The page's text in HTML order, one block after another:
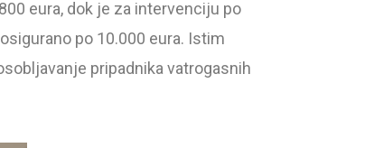
eura, dok je za intervenciju po
po 10.000 eura. Istim
pripadnika vatrogasnih